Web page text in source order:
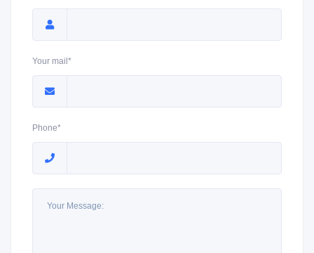
Your mail*
Phone*